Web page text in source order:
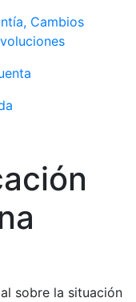
Cambios
sobre la situación